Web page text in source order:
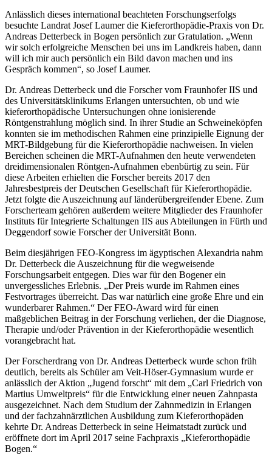
Anlässlich dieses international beachteten Forschungserfolgs
besuchte Landrat Josef Laumer die Kieferorthopädie-Praxis von Dr.
Andreas Detterbeck in Bogen persönlich zur Gratulation. „Wenn
wir solch erfolgreiche Menschen bei uns im Landkreis haben, dann
will ich mir auch persönlich ein Bild davon machen und ins
Gespräch kommen“, so Josef Laumer.
Dr. Andreas Detterbeck und die Forscher vom Fraunhofer IIS und
des Universitätsklinikums Erlangen untersuchten, ob und wie
kieferorthopädische Untersuchungen ohne ionisierende
Röntgenstrahlung möglich sind. In ihrer Studie an Schweineköpfen
konnten sie im methodischen Rahmen eine prinzipielle Eignung der
MRT-Bildgebung für die Kieferorthopädie nachweisen. In vielen
Bereichen scheinen die MRT-Aufnahmen den heute verwendeten
dreidimensionalen Röntgen-Aufnahmen ebenbürtig zu sein. Für
diese Arbeiten erhielten die Forscher bereits 2017 den
Jahresbestpreis der Deutschen Gesellschaft für Kieferorthopädie.
Jetzt folgte die Auszeichnung auf länderübergreifender Ebene. Zum
Forscherteam gehören außerdem weitere Mitglieder des Fraunhofer
Instituts für Integrierte Schaltungen IIS aus Abteilungen in Fürth und
Deggendorf sowie Forscher der Universität Bonn.
Beim diesjährigen FEO-Kongress im ägyptischen Alexandria nahm
Dr. Detterbeck die Auszeichnung für die wegweisende
Forschungsarbeit entgegen. Dies war für den Bogener ein
unvergessliches Erlebnis. „Der Preis wurde im Rahmen eines
Festvortrages überreicht. Das war natürlich eine große Ehre und ein
wunderbarer Rahmen.“ Der FEO-Award wird für einen
maßgeblichen Beitrag in der Forschung verliehen, der die Diagnose,
Therapie und/oder Prävention in der Kieferorthopädie wesentlich
vorangebracht hat.
Der Forscherdrang von Dr. Andreas Detterbeck wurde schon früh
deutlich, bereits als Schüler am Veit-Höser-Gymnasium wurde er
anlässlich der Aktion „Jugend forscht“ mit dem „Carl Friedrich von
Martius Umweltpreis“ für die Entwicklung einer neuen Zahnpasta
ausgezeichnet. Nach dem Studium der Zahnmedizin in Erlangen
und der fachzahnärztlichen Ausbildung zum Kieferorthopäden
kehrte Dr. Andreas Detterbeck in seine Heimatstadt zurück und
eröffnete dort im April 2017 seine Fachpraxis „Kieferorthopädie
Bogen.“